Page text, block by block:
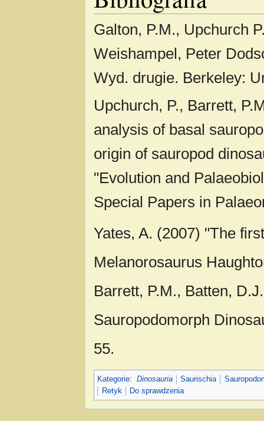
Galton, P.M., Upchurch
Weishampel, Peter
Wyd. drugie. Berkeley:
Upchurch, P., Barrett,
analysis of basal
origin of sauropod
"Evolution and
Special Papers in
Yates, A. (2007) "The
Melanorosaurus
Barrett, P.M., Batten,
Sauropodomorph
55.
Kategorie: Dinosauria Saurischia
Retyk
Do sprawdzenia